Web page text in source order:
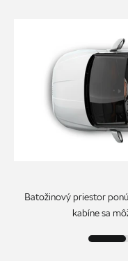
Batožinový priestor
kabíne sa